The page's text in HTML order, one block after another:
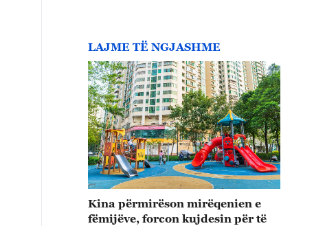
LAJME TË NGJASHME
Kina përmirëson mirëqenien e
fëmijëve, forcon kujdesin për të